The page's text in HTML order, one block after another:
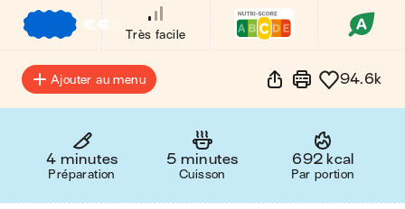
€€
Très facile
Ajouter au menu 94.6k
4 minutes
Préparation
5 minutes
Cuisson
692 kcal
Par portion